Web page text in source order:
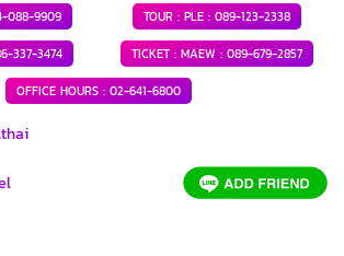
088-9909 TOUR : PLE : 089-123-2338
337-3474 TICKET : MAEW : 089-679-2857
OFFICE HOURS : 02-641-6800